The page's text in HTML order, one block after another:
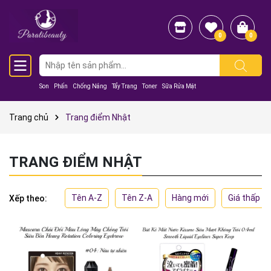
Son Phấn Chống Nắng Tẩy Trang Toner Sữa Rửa Mặt
0 0
Trang chủ Trang điểm Nhật
TRANG ĐIỂM NHẬT
Xếp theo: Tên A-Z Tên Z-A Hàng mới Giá thấp